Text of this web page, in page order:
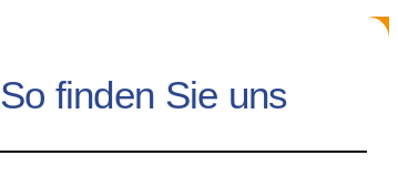
So finden Sie uns